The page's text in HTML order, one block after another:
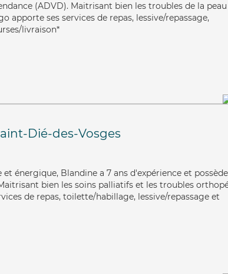
(ADVD). Maitrisant bien les troubles de la
apporte ses services de repas, lessive/repassage,
livraison*
Dié-des-Vosges
et énergique, Blandine a 7 ans d'expérience et
bien les soins palliatifs et les troubles
de repas, toilette/habillage, lessive/repassage et